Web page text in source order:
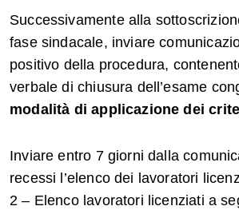
Successivamente alla
fase sindacale, inviare
positivo della procedura,
verbale di chiusura dell’esame
modalità di applicazione dei
Inviare entro 7 giorni dalla
recessi l’elenco dei lavoratori
2 – Elenco lavoratori licenziati a